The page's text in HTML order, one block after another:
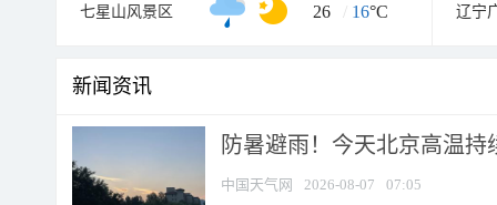
七星山风景区 26 / 16°C 辽宁
新闻资讯
防暑避雨！今天北京高温
中国天气网 2026-08-07 07:05